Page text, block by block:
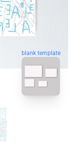
blank template